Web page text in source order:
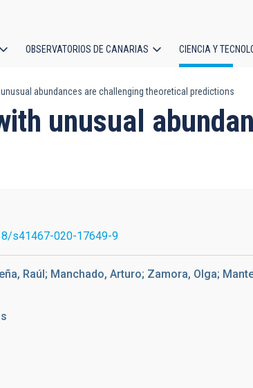
OBSERVATORIOS DE CANARIAS CIENCIA Y
abundances are challenging theoretical predictions
unusual
s41467-020-17649-9
Raúl; Manchado, Arturo; Zamora, Olga;